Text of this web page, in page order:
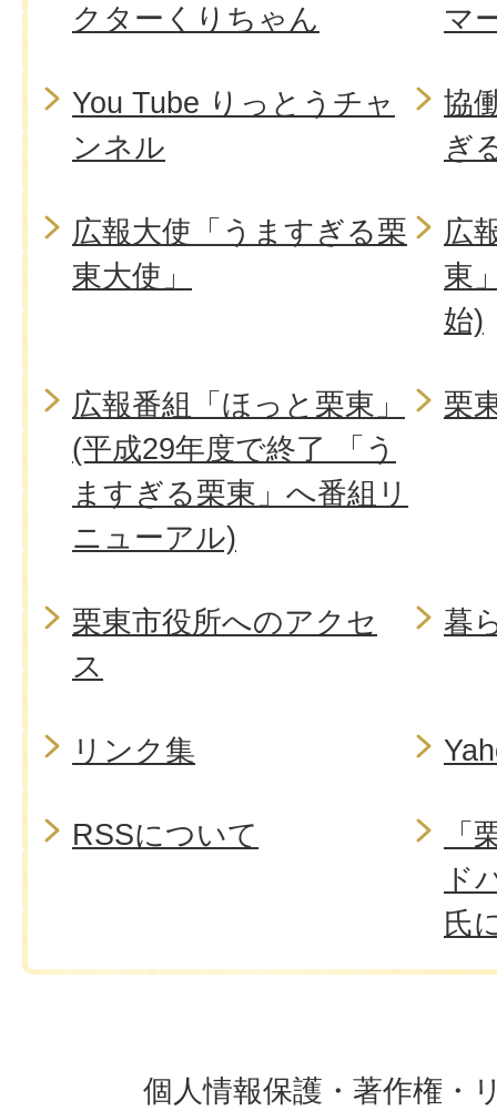
クターくりちゃん
マ
You Tube りっとうチャ
ンネル
協
ぎ
広報大使「うますぎる栗
東大使」
広
東
始)
広報番組「ほっと栗東」
(平成29年度で終了 「う
ますぎる栗東」へ番組リ
ニューアル)
栗
栗東市役所へのアクセ
ス
暮
リンク集
RSSについて
「
ド
氏
個人情報保護・著作権・